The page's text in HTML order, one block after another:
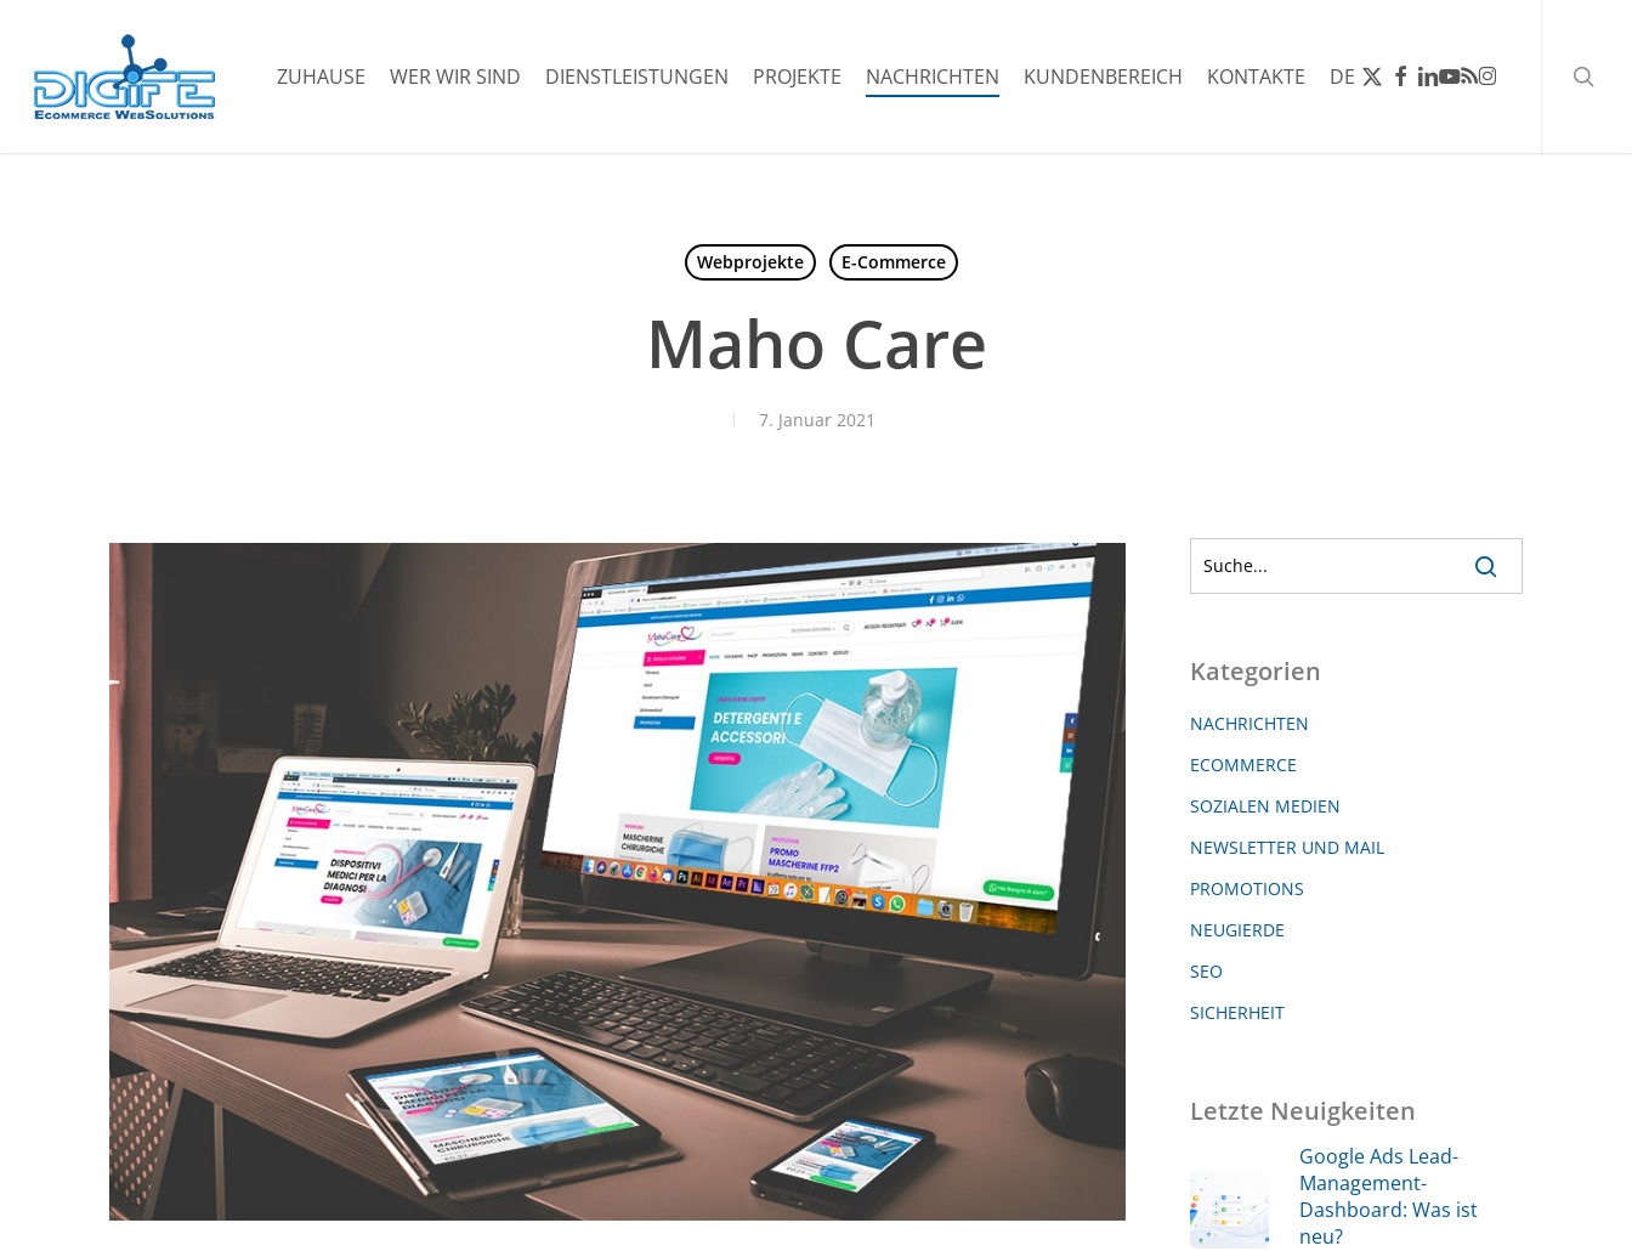
springen
ZUHAUSE WER WIR SIND DIENSTLEISTUNGEN PROJEKTE NACHRICHTEN KUNDENBEREICH KONTAKTE DE X-
TWITTER
FACEBOOK
LINKEDIN
YOUTUBE
RSSINSTAGRAM
Webprojekte E-Commerce
Maho Care
7. Januar 2021
Kategorien
NACHRICHTEN
ECOMMERCE
SOZIALEN MEDIEN
NEWSLETTER UND MAIL
PROMOTIONS
NEUGIERDE
SEO
SICHERHEIT
Letzte Neuigkeiten
Google Ads Lead-
Management-
Dashboard: Was ist
neu?